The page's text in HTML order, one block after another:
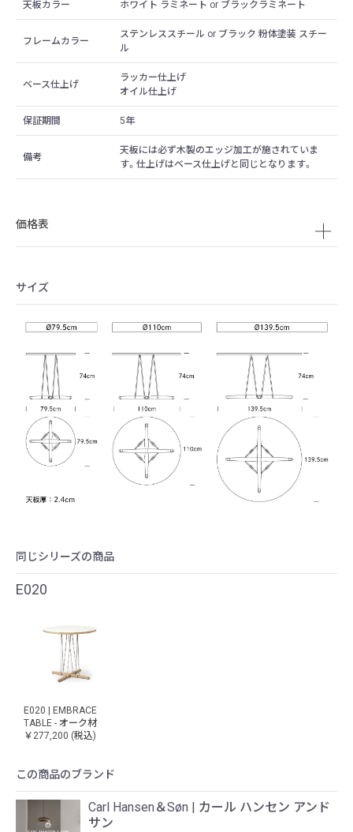
天板カラー ホワイト ラミネート or ブラックラミネート
フレームカラー
ステンレススチール or ブラック 粉体塗装 スチー
ル
ベース仕上げ
ラッカー仕上げ
オイル仕上げ
保証期間 5年
備考
天板には必ず木製のエッジ加工が施されていま
す。仕上げはベース仕上げと同じとなります。
価格表
サイズ
同じシリーズの商品
E020
E020 | EMBRACE
TABLE - オーク材
￥277,200 (税込)
この商品のブランド
Carl Hansen＆Søn | カール ハンセン アンド
サン